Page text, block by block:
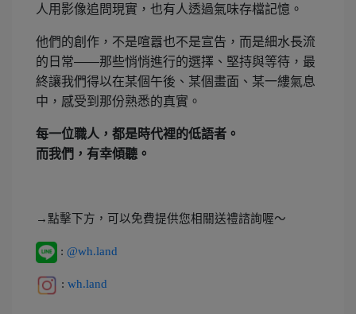
人用影像追問現實，也有人透過氣味存檔記憶。
他們的創作，不是喧囂也不是宣告，而是細水長流
的日常——那些悄悄進行的選擇、堅持與等待，最
終讓我們得以在某個午後、某個畫面、某一縷氣息
中，感受到那份熟悉的真實。
每一位職人，都是時代裡的低語者。
而我們，有幸傾聽。
→點擊下方，可以免費提供您相關送禮諮詢喔～
: @wh.land
: wh.land